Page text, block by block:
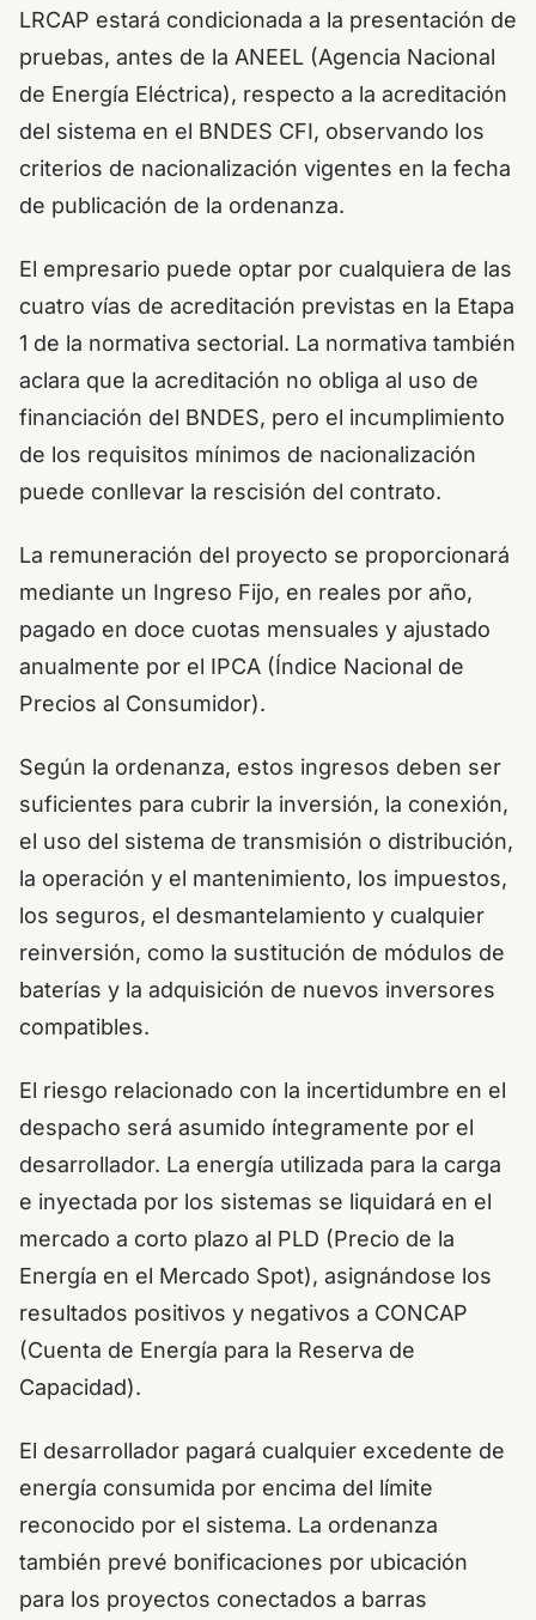
LRCAP estará condicionada a la presentación de
pruebas, antes de la ANEEL (Agencia Nacional
de Energía Eléctrica), respecto a la acreditación
del sistema en el BNDES CFI, observando los
criterios de nacionalización vigentes en la fecha
de publicación de la ordenanza.
El empresario puede optar por cualquiera de las
cuatro vías de acreditación previstas en la Etapa
1 de la normativa sectorial. La normativa también
aclara que la acreditación no obliga al uso de
financiación del BNDES, pero el incumplimiento
de los requisitos mínimos de nacionalización
puede conllevar la rescisión del contrato.
La remuneración del proyecto se proporcionará
mediante un Ingreso Fijo, en reales por año,
pagado en doce cuotas mensuales y ajustado
anualmente por el IPCA (Índice Nacional de
Precios al Consumidor).
Según la ordenanza, estos ingresos deben ser
suficientes para cubrir la inversión, la conexión,
el uso del sistema de transmisión o distribución,
la operación y el mantenimiento, los impuestos,
los seguros, el desmantelamiento y cualquier
reinversión, como la sustitución de módulos de
baterías y la adquisición de nuevos inversores
compatibles.
El riesgo relacionado con la incertidumbre en el
despacho será asumido íntegramente por el
desarrollador. La energía utilizada para la carga
e inyectada por los sistemas se liquidará en el
mercado a corto plazo al PLD (Precio de la
Energía en el Mercado Spot), asignándose los
resultados positivos y negativos a CONCAP
(Cuenta de Energía para la Reserva de
Capacidad).
El desarrollador pagará cualquier excedente de
energía consumida por encima del límite
reconocido por el sistema. La ordenanza
también prevé bonificaciones por ubicación
para los proyectos conectados a barras